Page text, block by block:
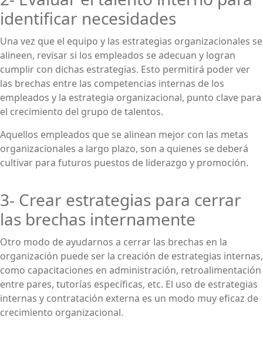
identificar necesidades
Una vez que el equipo y las estrategias organizacionales se
alineen, revisar si los empleados se adecuan y logran
cumplir con dichas estrategias. Esto permitirá poder ver
las brechas entre las competencias internas de los
empleados y la estrategia organizacional, punto clave para
el crecimiento del grupo de talentos.
Aquellos empleados que se alinean mejor con las metas
organizacionales a largo plazo, son a quienes se deberá
cultivar para futuros puestos de liderazgo y promoción.
3- Crear estrategias para cerrar
las brechas internamente
Otro modo de ayudarnos a cerrar las brechas en la
organización puede ser la creación de estrategias internas,
como capacitaciones en administración, retroalimentación
entre pares, tutorías específicas, etc. El uso de estrategias
internas y contratación externa es un modo muy eficaz de
crecimiento organizacional.